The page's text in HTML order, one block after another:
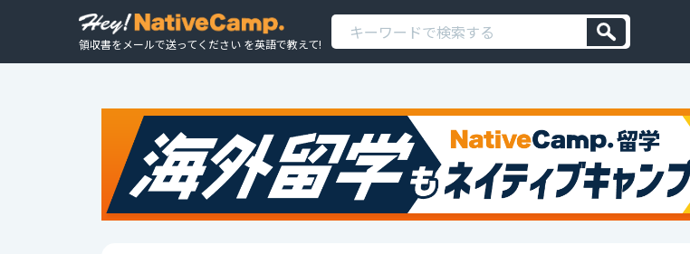
領収書をメールで送ってください を英語で教えて!